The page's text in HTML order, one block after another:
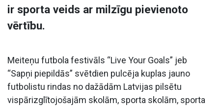
ir sporta veids ar milzīgu pievienoto
vērtību.
Meiteņu futbola festivāls “Live Your Goals” jeb
“Sapņi piepildās” svētdien pulcēja kuplas jauno
futbolistu rindas no dažādām Latvijas pilsētu
vispārizglītojošajām skolām, sporta skolām, sporta